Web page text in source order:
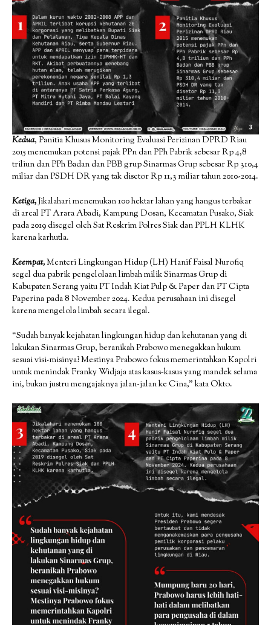
Kedua, Panitia Khusus Monitoring Evaluasi Perizinan DPRD Riau
2015 menemukan potensi pajak PPn dan PPh Pabrik sebesar Rp 4,8
triliun dan PPh Badan dan PBB grup Sinarmas Grup sebesar Rp 310,4
miliar dan PSDH DR yang tak disetor Rp 11,3 miliar tahun 2010-2014.
Ketiga,Jikalahari menemukan 100 hektar lahan yang hangus terbakar
di areal PT Arara Abadi, Kampung Dosan, Kecamatan Pusako, Siak
pada 2019 disegel oleh Sat Reskrim Polres Siak dan PPLH KLHK
karena karhutla.
Keempat,Menteri Lingkungan Hidup (LH) Hanif Faisal Nurofiq
segel dua pabrik pengelolaan limbah milik Sinarmas Grup di
Kabupaten Serang yaitu PT Indah Kiat Pulp & Paper dan PT Cipta
Paperina pada 8 November 2024. Kedua perusahaan ini disegel
karena mengelola limbah secara ilegal.
“Sudah banyak kejahatan lingkungan hidup dan kehutanan yang di
lakukan Sinarmas Grup, beranikah Prabowo menegakkan hukum
sesuai visi-misinya? Mestinya Prabowo fokus memerintahkan Kapolri
untuk menindak Franky Widjaja atas kasus-kasus yang mandek selama
ini, bukan justru mengajaknya jalan-jalan ke Cina,” kata Okto.